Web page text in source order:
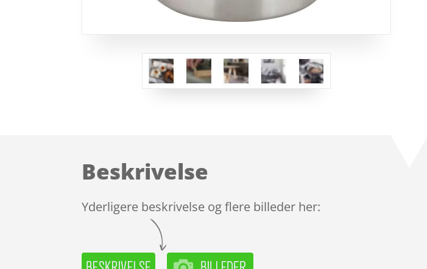
Beskrivelse
Yderligere beskrivelse og flere billeder her: